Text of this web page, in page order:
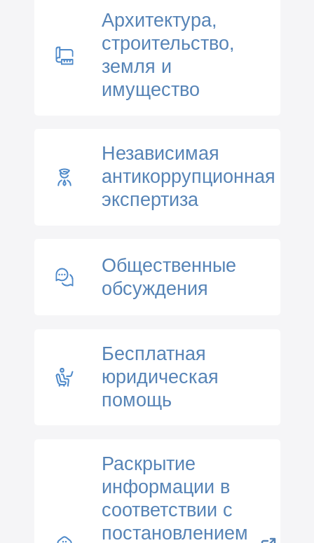
Архитектура,
строительство,
земля и
имущество
Независимая
антикоррупционная
экспертиза
Общественные
обсуждения
Бесплатная
юридическая
помощь
Раскрытие
информации в
соответствии с
постановлением